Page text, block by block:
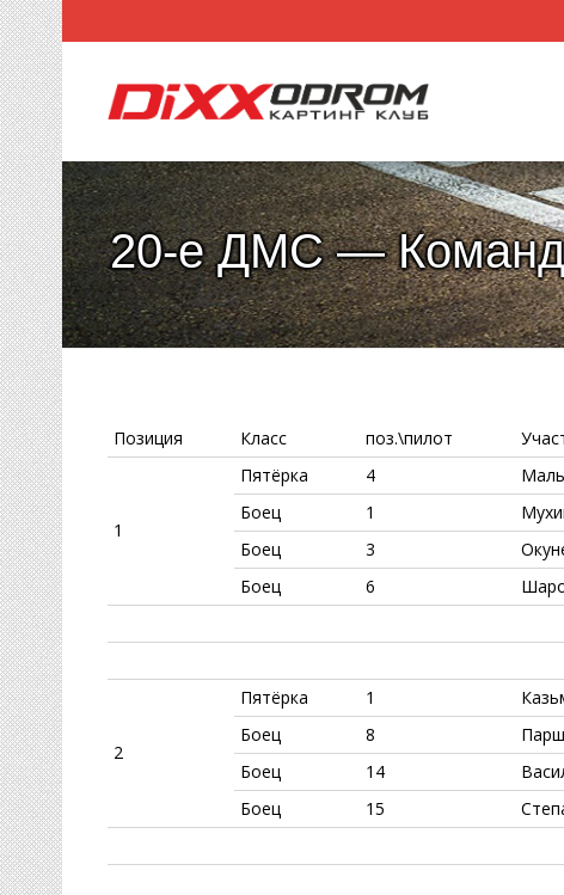
20-е ДМС —
Позиция Класс поз.\пилот
1
Пятёрка 4
Боец
1
Боец
3
Боец
6
2
Пятёрка 1
Боец
8
Боец
14
Боец
15